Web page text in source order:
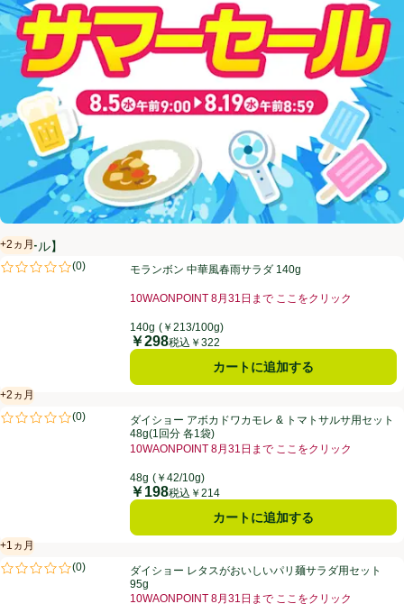
【セール】
モランボン 中華風春雨サラダ 140g
+2ヵ月
賞味・消費期限保証：2ヵ月
(0)
評価は0件のレビューで5点中0.0点。モランボン 中華風春雨サラダ 140g
10WAONPOINT 8月31日まで ここをクリック
140g (￥213/100g)
価格
￥298税込￥322
カートに追加する
ダイショー アボカドワカモレ & トマトサルサ用セット 48g(1回分 各1
+2ヵ月
賞味・消費期限保証：2ヵ月
(0)
評価は0件のレビューで5点中0.0点。ダイショー アボカドワカモレ & トマトサルサ用セット
48g(1回分 各1袋)
10WAONPOINT 8月31日まで ここをクリック
48g (￥42/10g)
価格
￥198税込￥214
カートに追加する
ダイショー レタスがおいしいパリ麺サラダ用セット 95g
+1ヵ月
賞味・消費期限保証：1ヵ月
(0)
評価は0件のレビューで5点中0.0点。ダイショー レタスがおいしいパリ麺サラダ用セット
95g
10WAONPOINT 8月31日まで ここをクリック